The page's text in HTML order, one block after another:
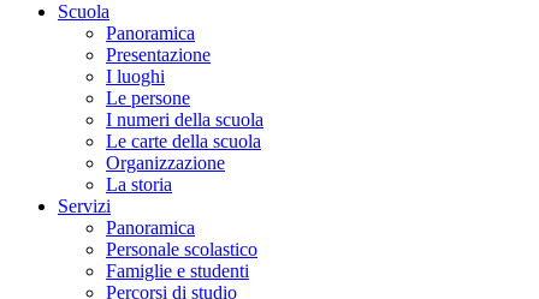
Scuola
Panoramica
Presentazione
I luoghi
Le persone
I numeri della scuola
Le carte della scuola
Organizzazione
La storia
Servizi
Panoramica
Personale scolastico
Famiglie e studenti
Percorsi di studio